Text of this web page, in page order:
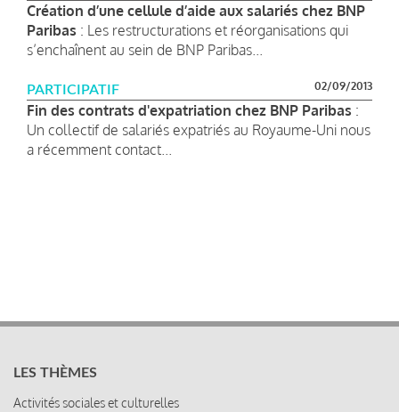
Création d’une cellule d’aide aux salariés chez BNP
Paribas : Les restructurations et réorganisations qui
s’enchaînent au sein de BNP Paribas...
PARTICIPATIF 02/09/2013
Fin des contrats d'expatriation chez BNP Paribas :
Un collectif de salariés expatriés au Royaume-Uni nous
a récemment contact...
LES THÈMES
Activités sociales et culturelles